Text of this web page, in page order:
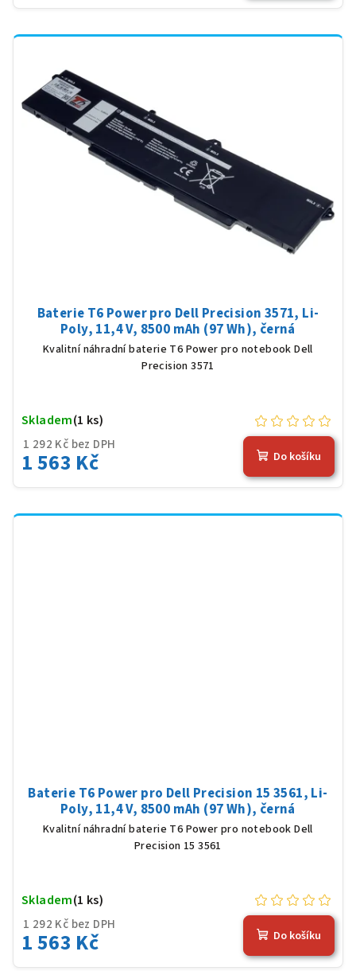
Baterie T6 Power pro Dell Precision 3571, Li-
Poly, 11,4 V, 8500 mAh (97 Wh), černá
Kvalitní náhradní baterie T6 Power pro notebook Dell
Precision 3571
1 292 Kč bez DPH
1 563 Kč
Skladem(1 ks)
Do košíku
Baterie T6 Power pro Dell Precision 15 3561, Li-
Poly, 11,4 V, 8500 mAh (97 Wh), černá
Kvalitní náhradní baterie T6 Power pro notebook Dell
Precision 15 3561
1 292 Kč bez DPH
1 563 Kč
Skladem(1 ks)
Do košíku